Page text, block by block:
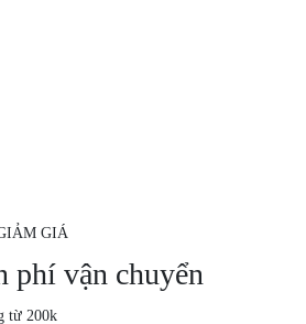
GIÁ
phí vận chuyển
từ 200k